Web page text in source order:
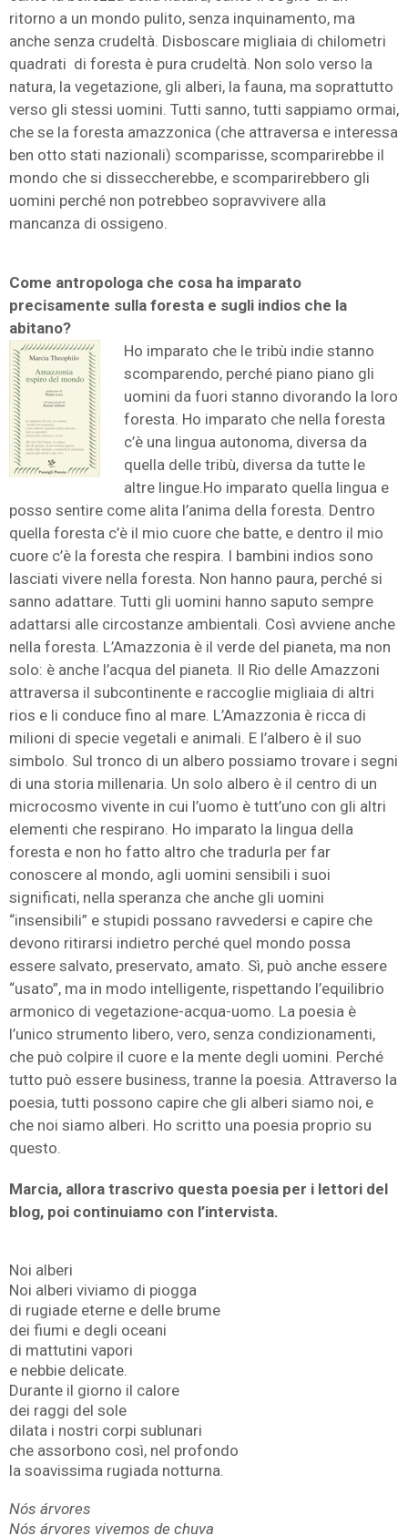
ritorno a un mondo pulito, senza inquinamento, ma
anche senza crudeltà. Disboscare migliaia di chilometri
quadrati di foresta è pura crudeltà. Non solo verso la
natura, la vegetazione, gli alberi, la fauna, ma soprattutto
verso gli stessi uomini. Tutti sanno, tutti sappiamo ormai,
che se la foresta amazzonica (che attraversa e interessa
ben otto stati nazionali) scomparisse, scomparirebbe il
mondo che si disseccherebbe, e scomparirebbero gli
uomini perché non potrebbeo sopravvivere alla
mancanza di ossigeno.
Come antropologa che cosa ha imparato
precisamente sulla foresta e sugli indios che la
abitano?
Ho imparato che le tribù indie stanno
scomparendo, perché piano piano gli
uomini da fuori stanno divorando la loro
foresta. Ho imparato che nella foresta
c’è una lingua autonoma, diversa da
quella delle tribù, diversa da tutte le
altre lingue.Ho imparato quella lingua e
posso sentire come alita l’anima della foresta. Dentro
quella foresta c’è il mio cuore che batte, e dentro il mio
cuore c’è la foresta che respira. I bambini indios sono
lasciati vivere nella foresta. Non hanno paura, perché si
sanno adattare. Tutti gli uomini hanno saputo sempre
adattarsi alle circostanze ambientali. Così avviene anche
nella foresta. L’Amazzonia è il verde del pianeta, ma non
solo: è anche l’acqua del pianeta. Il Rio delle Amazzoni
attraversa il subcontinente e raccoglie migliaia di altri
rios e li conduce fino al mare. L’Amazzonia è ricca di
milioni di specie vegetali e animali. E l’albero è il suo
simbolo. Sul tronco di un albero possiamo trovare i segni
di una storia millenaria. Un solo albero è il centro di un
microcosmo vivente in cui l’uomo è tutt’uno con gli altri
elementi che respirano. Ho imparato la lingua della
foresta e non ho fatto altro che tradurla per far
conoscere al mondo, agli uomini sensibili i suoi
significati, nella speranza che anche gli uomini
“insensibili” e stupidi possano ravvedersi e capire che
devono ritirarsi indietro perché quel mondo possa
essere salvato, preservato, amato. Sì, può anche essere
“usato”, ma in modo intelligente, rispettando l’equilibrio
armonico di vegetazione-acqua-uomo. La poesia è
l’unico strumento libero, vero, senza condizionamenti,
che può colpire il cuore e la mente degli uomini. Perché
tutto può essere business, tranne la poesia. Attraverso la
poesia, tutti possono capire che gli alberi siamo noi, e
che noi siamo alberi. Ho scritto una poesia proprio su
questo.
Marcia, allora trascrivo questa poesia per i lettori del
blog, poi continuiamo con l’intervista.
Noi alberi
Noi alberi viviamo di piogga
di rugiade eterne e delle brume
dei fiumi e degli oceani
di mattutini vapori
e nebbie delicate.
Durante il giorno il calore
dei raggi del sole
dilata i nostri corpi sublunari
che assorbono così, nel profondo
la soavissima rugiada notturna.
Nós árvores
Nós árvores vivemos de chuva